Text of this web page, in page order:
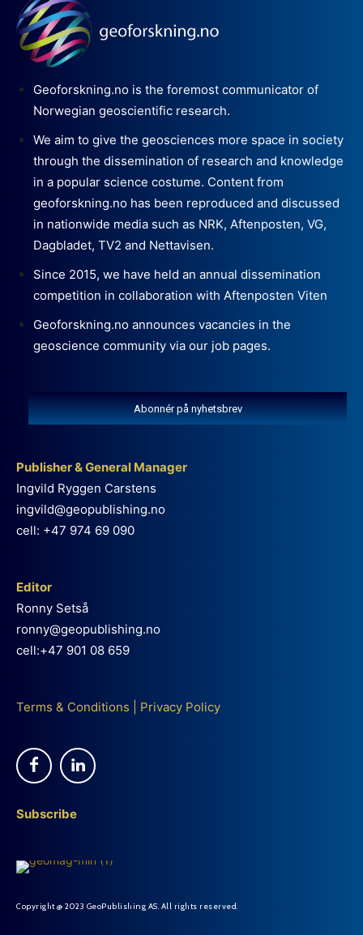
Geoforskning.no is the foremost communicator of
Norwegian geoscientific research.
We aim to give the geosciences more space in society
through the dissemination of research and knowledge
in a popular science costume. Content from
geoforskning.no has been reproduced and discussed
in nationwide media such as NRK, Aftenposten, VG,
Dagbladet, TV2 and Nettavisen.
Since 2015, we have held an annual dissemination
competition in collaboration with Aftenposten Viten
Geoforskning.no announces vacancies in the
geoscience community via our job pages.
Abonnér på nyhetsbrev
Publisher & General Manager
Ingvild Ryggen Carstens
ingvild@geopublishing.no
cell: +47 974 69 090
Editor
Ronny Setså
ronny@geopublishing.no
cell:+47 901 08 659
Terms & Conditions Privacy Policy
Subscribe
Copyright @ 2023 GeoPublishing AS. All rights reserved.